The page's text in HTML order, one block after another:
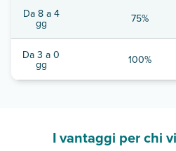
Da 8 a 4
gg 75%
Da 3 a 0
gg 100%
I vantaggi per chi